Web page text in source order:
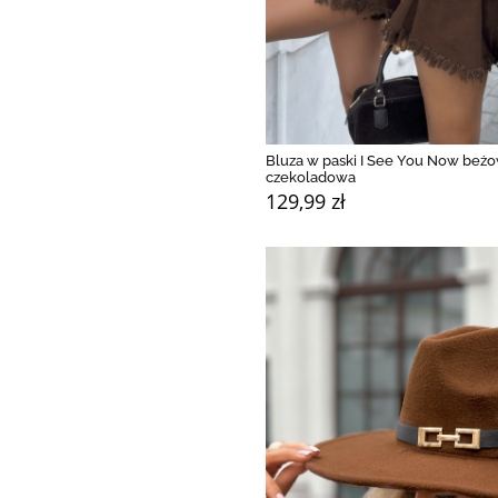
Bluza w paski I See You Now
czekoladowa
129,99 zł